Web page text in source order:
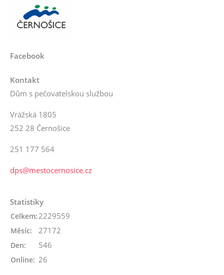
Facebook
Kontakt
Dům s pečovatelskou službou
Vrážská 1805
252 28 Černošice
251 177 564
dps@mestocernosice.cz
Statistiky
Online: 26
Celkem: 2229559
Měsíc: 27172
Den: 546